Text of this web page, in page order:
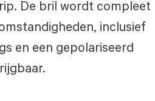
De bril wordt compleet
inclusief
en een gepolariseerd